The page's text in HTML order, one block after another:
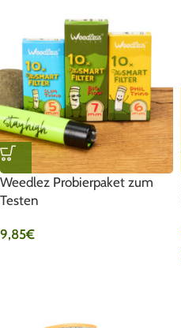
Weedlez Probierpaket zum
Testen
9,85€